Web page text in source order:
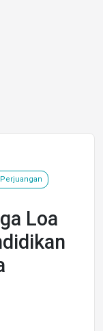
Loa